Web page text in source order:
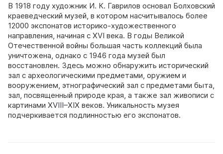
В 1918 году художник И. К. Гаврилов основал Болховский
краеведческий музей, в котором насчитывалось более
12000 экспонатов историко-художественного
направления, начиная с XVI века. В годы Великой
Отечественной войны большая часть коллекций была
уничтожена, однако с 1946 года музей был
восстановлен. Здесь можно обнаружить исторический
зал с археологическими предметами, оружием и
вооружением, этнографический зал с предметами быта,
зал, посвященный природе края, а также зал живописи с
картинами XVIII–XIX веков. Уникальность музея
подчеркивается подлинностью его экспонатов.